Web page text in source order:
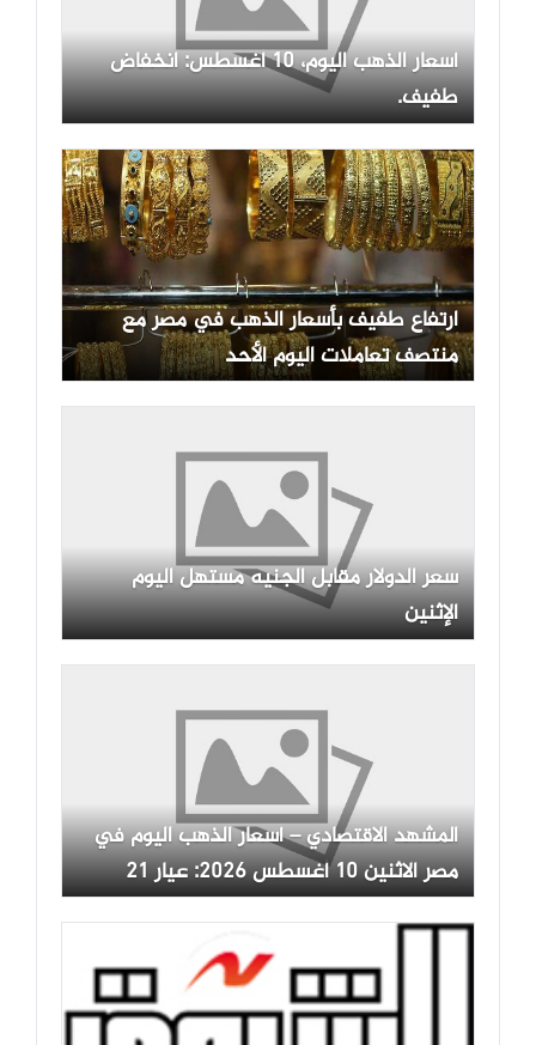
أسعار الذهب اليوم، 10 أغسطس: انخفاض
طفيف.
ارتفاع طفيف بأسعار الذهب في مصر مع
منتصف تعاملات اليوم الأحد
سعر الدولار مقابل الجنيه مستهل اليوم
الإثنين
المشهد الاقتصادي – أسعار الذهب اليوم في
مصر الاثنين 10 أغسطس 2026: عيار 21
يسجل قفزة جديدة